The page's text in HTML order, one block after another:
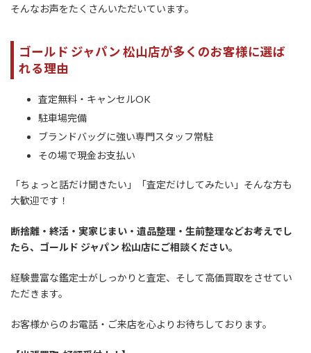
そんなお声をたくさんいただいています。
ゴールド ジャパン 松山店が多くのお客様に選ば
れる理由
査定無料・キャンセルOK
駐車場完備
ブランドバッグに強い専門スタッフ常駐
その場で現金お支払い
「ちょっと話だけ聞きたい」「査定だけしてみたい」そんな方も
大歓迎です！
断捨離・終活・実家じまい・遺品整理・生前整理などお考えでし
たら、ゴールド ジャパン 松山店にご相談ください。
経験豊富な鑑定士がしっかりと査定、そして高価買取をさせてい
ただきます。
お客様からのお電話・ご来店を心よりお待ちしております。